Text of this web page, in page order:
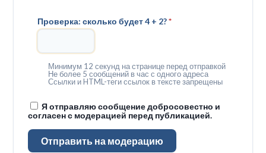
Проверка: сколько будет 4 + 2?*
Минимум 12 секунд на странице перед отправкой
Не более 5 сообщений в час с одного адреса
Ссылки и HTML-теги ссылок в тексте запрещены
Я отправляю сообщение добросовестно и
согласен с модерацией перед публикацией.
Отправить на модерацию